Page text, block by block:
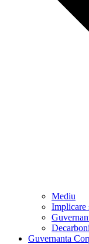
Mediu
Implicare
Guvernanta